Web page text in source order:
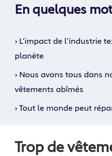
En quelques
› L’impact de l’industrie
planète
› Nous avons tous dans
vêtements abîmés
› Tout le monde peut
Trop de